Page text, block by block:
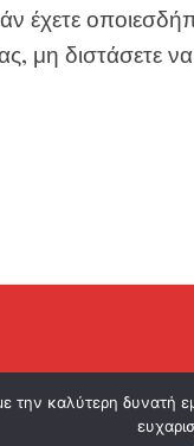
έχετε
μη διστάσετε
την Ιαπωνία;
καλύτερη δυνατή